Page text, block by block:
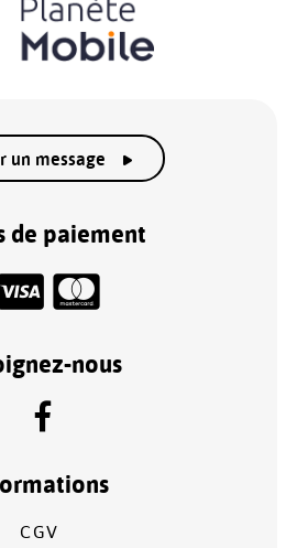
un message
de paiement
nous
CGV